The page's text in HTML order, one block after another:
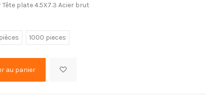
Tête plate 4.5X7.3 Acier brut
1000 pieces
au panier